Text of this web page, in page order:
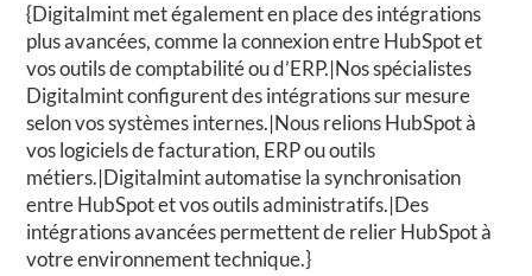
{Digitalmint met également en place des intégrations
plus avancées, comme la connexion entre HubSpot et
vos outils de comptabilité ou d’ERP.|Nos spécialistes
Digitalmint configurent des intégrations sur mesure
selon vos systèmes internes.|Nous relions HubSpot à
vos logiciels de facturation, ERP ou outils
métiers.|Digitalmint automatise la synchronisation
entre HubSpot et vos outils administratifs.|Des
intégrations avancées permettent de relier HubSpot à
votre environnement technique.}